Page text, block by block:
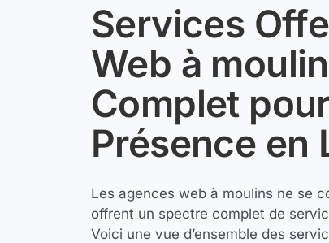
Services
Web à
Complet
Présence en
Les agences web à moulins ne se
offrent un spectre complet de
Voici une vue d’ensemble des